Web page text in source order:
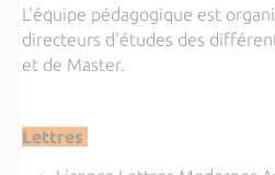
L'équipe pédagogique est
directeurs d'études des
et de Master.
Lettres